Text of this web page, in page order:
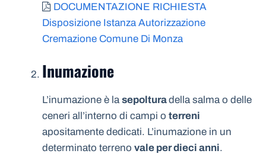
DOCUMENTAZIONE RICHIESTA
Disposizione Istanza Autorizzazione
Cremazione Comune Di Monza
Inumazione
L’inumazione è lasepolturadella salma o delle
ceneri all’interno di campi o terreni
apositamente dedicati. L’inumazione in un
determinato terreno vale per dieci anni.